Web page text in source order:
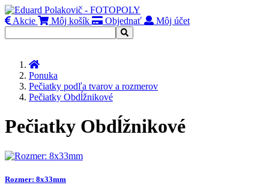
Akcie Môj košík Objednať Môj účet
Úvod
Ponuka
Pečiatky podľa tvarov a rozmerov
Pečiatky Obdĺžnikové
Pečiatky Obdĺžnikové
Rozmer: 8x33mm